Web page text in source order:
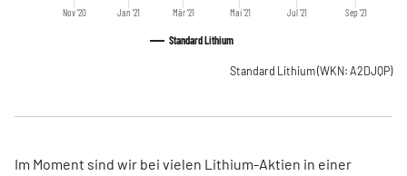
Standard Lithium
Nov '20 Jan '21 Mär '21 Mai '21 Jul '21 Sep '21
Standard Lithium(WKN: A2DJQP)
Im Moment sind wir bei vielen Lithium-Aktien in einer